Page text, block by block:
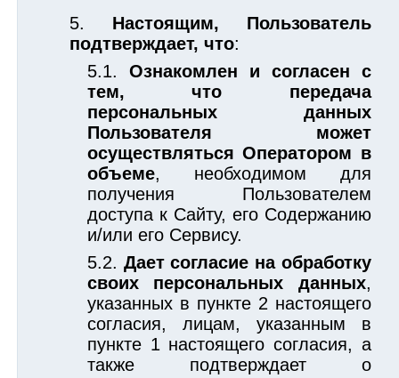
Настоящим, Пользователь
подтверждает, что:
Ознакомлен и согласен с
тем, что передача
персональных данных
Пользователя может
осуществляться Оператором в
объеме, необходимом для
получения Пользователем
доступа к Сайту, его Содержанию
и/или его Сервису.
Дает согласие на обработку
своих персональных данных,
указанных в пункте 2 настоящего
согласия, лицам, указанным в
пункте 1 настоящего согласия, а
также подтверждает о